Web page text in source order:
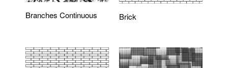
Branches Continuous Brick